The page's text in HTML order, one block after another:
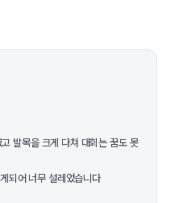
발목을 크게 다쳐 대회는 꿈도 못
되어 너무 설레었습니다